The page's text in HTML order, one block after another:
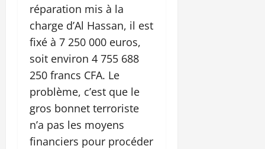
réparation mis à la
charge d’Al Hassan, il est
fixé à 7 250 000 euros,
soit environ 4 755 688
250 francs CFA. Le
problème, c’est que le
gros bonnet terroriste
n’a pas les moyens
financiers pour procéder